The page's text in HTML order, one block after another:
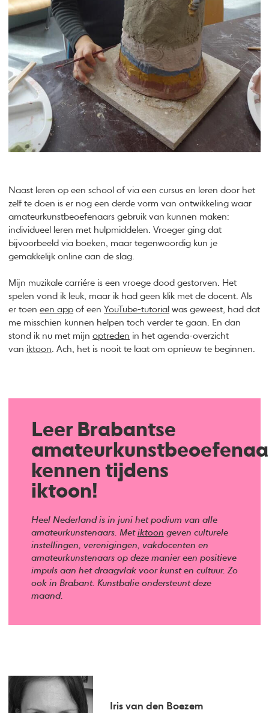
Naast leren op een school of via een cursus en leren door het
zelf te doen is er nog een derde vorm van ontwikkeling waar
amateurkunstbeoefenaars gebruik van kunnen maken:
individueel leren met hulpmiddelen. Vroeger ging dat
bijvoorbeeld via boeken, maar tegenwoordig kun je
gemakkelijk online aan de slag.
Mijn muzikale carriére is een vroege dood gestorven. Het
spelen vond ik leuk, maar ik had geen klik met de docent. Als
er toeneen app of een YouTube-tutorial was geweest, had dat
me misschien kunnen helpen toch verder te gaan. En dan
stond ik nu met mijnoptreden in het agenda-overzicht
van iktoon. Ach, het is nooit te laat om opnieuw te beginnen.
Leer Brabantse
kennen tijdens
iktoon!
Heel Nederland is in juni het podium van alle
amateurkunstenaars. Met iktoon geven culturele
instellingen, verenigingen, vakdocenten en
amateurkunstenaars op deze manier een positieve
impuls aan het draagvlak voor kunst en cultuur. Zo
ook in Brabant. Kunstbalie ondersteunt deze
maand.
Iris van den Boezem